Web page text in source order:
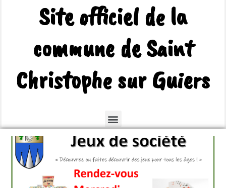
Site officiel de la
commune de Saint
Christophe sur Guiers